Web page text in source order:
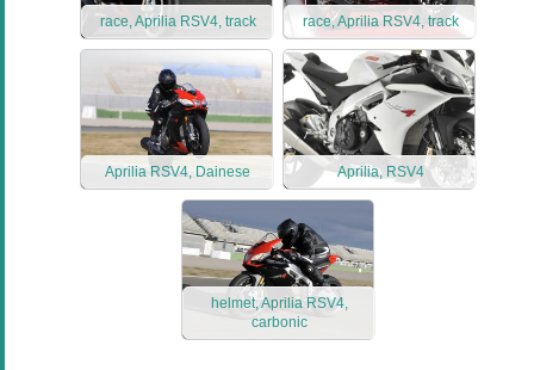
race, Aprilia RSV4, track race, Aprilia RSV4, track
Aprilia RSV4, Dainese Aprilia, RSV4
helmet, Aprilia RSV4,
carbonic